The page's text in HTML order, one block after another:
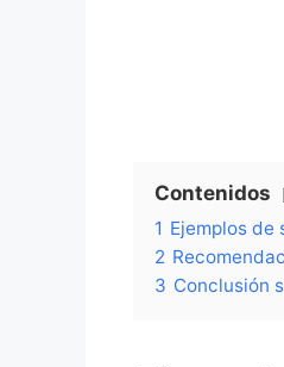
Contenidos
1 Ejemplos
2
3 Conclusión